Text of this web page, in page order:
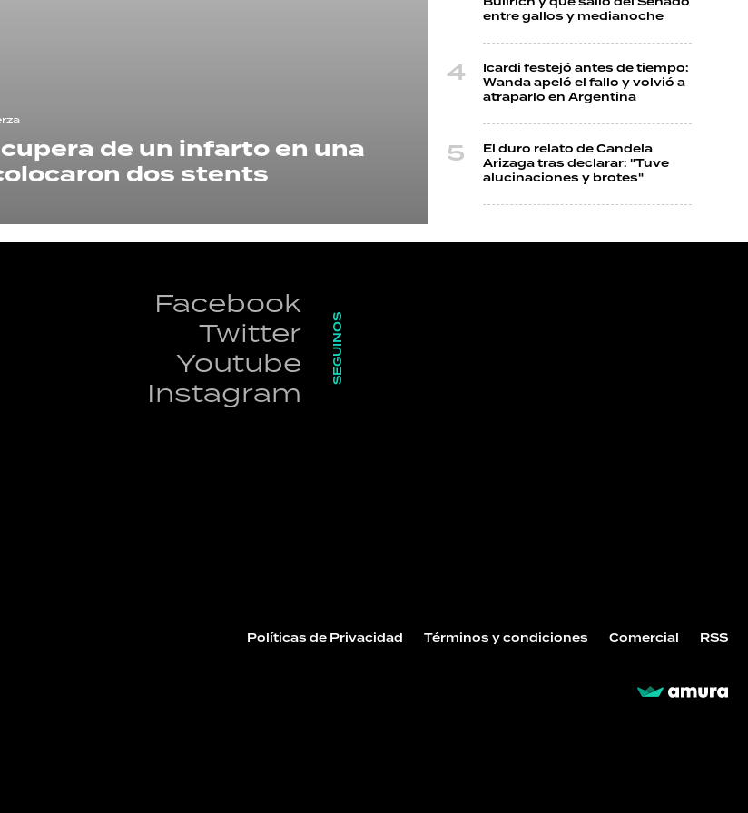
de un infarto en una
dos stents
entre gallos y medianoche
Icardi festejó antes de tiempo:
Wanda apeló el fallo y volvió a
atraparlo en Argentina
El duro relato de Candela
Arizaga tras declarar: "Tuve
alucinaciones y brotes"
Facebook
Twitter
Youtube
Instagram
SEGUINOS
Políticas de Privacidad Términos y condiciones Comercial RSS